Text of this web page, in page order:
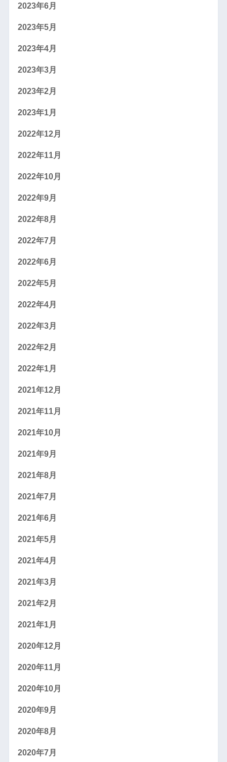
2023年6月
2023年5月
2023年4月
2023年3月
2023年2月
2023年1月
2022年12月
2022年11月
2022年10月
2022年9月
2022年8月
2022年7月
2022年6月
2022年5月
2022年4月
2022年3月
2022年2月
2022年1月
2021年12月
2021年11月
2021年10月
2021年9月
2021年8月
2021年7月
2021年6月
2021年5月
2021年4月
2021年3月
2021年2月
2021年1月
2020年12月
2020年11月
2020年10月
2020年9月
2020年8月
2020年7月